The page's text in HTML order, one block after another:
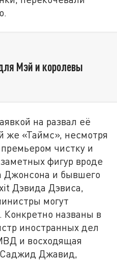
Мэй и королевы
на развал её
же «Таймс», несмотря
чистку и
фигур вроде
и бывшего
Дэвида Дэвиса,
могут
названы в
иностранных дел
и восходящая
Саджид Джавид,